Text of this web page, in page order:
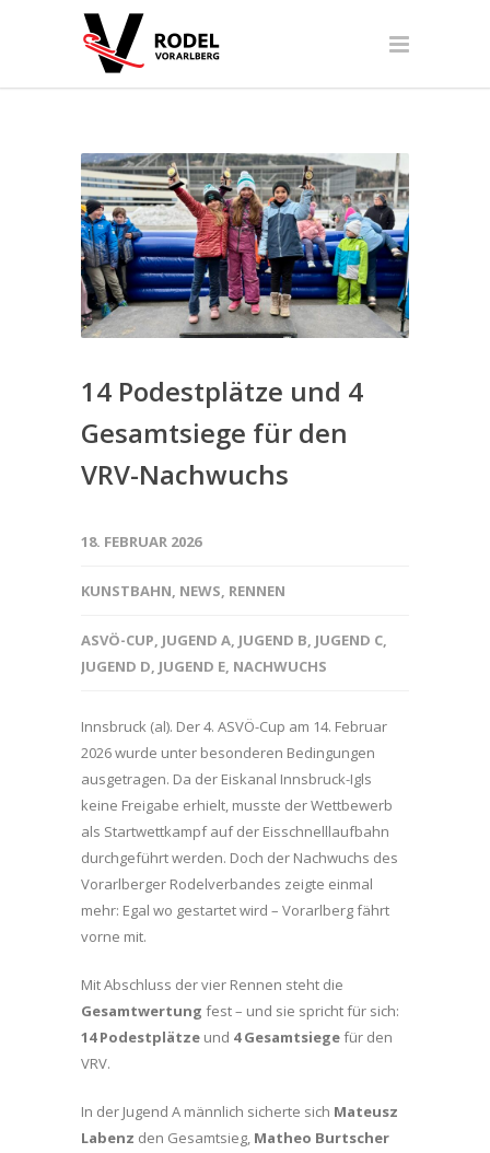
14 Podestplätze und 4
Gesamtsiege für den
VRV-Nachwuchs
18. FEBRUAR 2026
KUNSTBAHN, NEWS, RENNEN
ASVÖ-CUP, JUGEND A, JUGEND B, JUGEND C,
JUGEND D, JUGEND E, NACHWUCHS
Innsbruck (al). Der 4. ASVÖ-Cup am 14. Februar
2026 wurde unter besonderen Bedingungen
ausgetragen. Da der Eiskanal Innsbruck-Igls
keine Freigabe erhielt, musste der Wettbewerb
als Startwettkampf auf der Eisschnelllaufbahn
durchgeführt werden. Doch der Nachwuchs des
Vorarlberger Rodelverbandes zeigte einmal
mehr: Egal wo gestartet wird – Vorarlberg fährt
vorne mit.
Mit Abschluss der vier Rennen steht die
Gesamtwertung fest – und sie spricht für sich:
14 Podestplätze und 4 Gesamtsiegefür den
VRV.
In der Jugend A männlich sicherte sich Mateusz
Labenz den Gesamtsieg, Matheo Burtscher